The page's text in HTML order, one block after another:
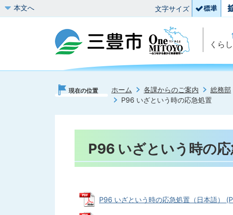
本文へ 文字サイズ
くら
現在の位置 ホーム 各課からのご案内 総務部
P96 いざという時の応急処置
P96 いざという時の
P96 いざという時の応急処置（日本語）